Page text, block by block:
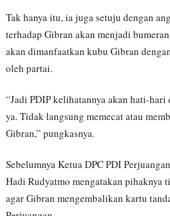
Tak hanya itu, ia juga setuju dengan
terhadap Gibran akan menjadi
akan dimanfaatkan kubu Gibran
oleh partai.
“Jadi PDIP kelihatannya akan hati-hari
ya. Tidak langsung memecat atau
Gibran,” pungkasnya.
Sebelumnya Ketua DPC PDI
Hadi Rudyatmo mengatakan pihaknya
agar Gibran mengembalikan kartu